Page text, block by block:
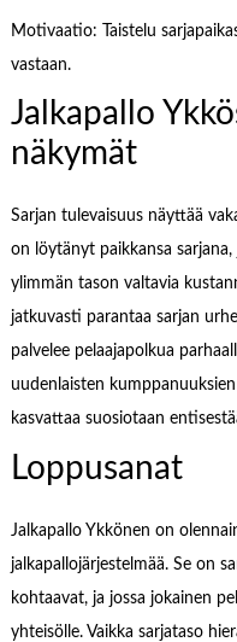
Motivaatio: Taistelu
vastaan.
Jalkapallo
näkymät
Sarjan tulevaisuus näyttää
on löytänyt paikkansa
ylimmän tason valtavia
jatkuvasti parantaa sarjan
palvelee pelaajapolkua
uudenlaisten
kasvattaa suosiotaan
Loppusanat
Jalkapallo Ykkönen on
jalkapallojärjestelmää. Se on
kohtaavat, ja jossa jokainen
yhteisölle. Vaikka sarjataso